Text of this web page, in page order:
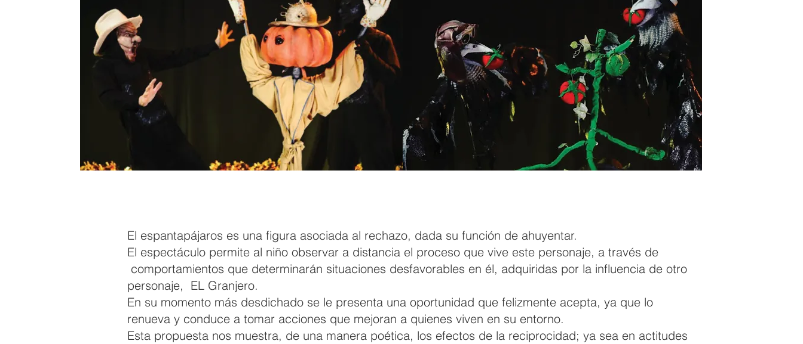
El espantapájaros es una figura asociada al rechazo, dada su función de ahuyentar.
El espectáculo permite al niño observar a distancia el proceso que vive este personaje, a través de
comportamientos que determinarán situaciones desfavorables en él, adquiridas por la influencia de otro
personaje, EL Granjero.
En su momento más desdichado se le presenta una oportunidad que felizmente acepta, ya que lo
renueva y conduce a tomar acciones que mejoran a quienes viven en su entorno.
Esta propuesta nos muestra, de una manera poética, los efectos de la reciprocidad; ya sea en actitudes